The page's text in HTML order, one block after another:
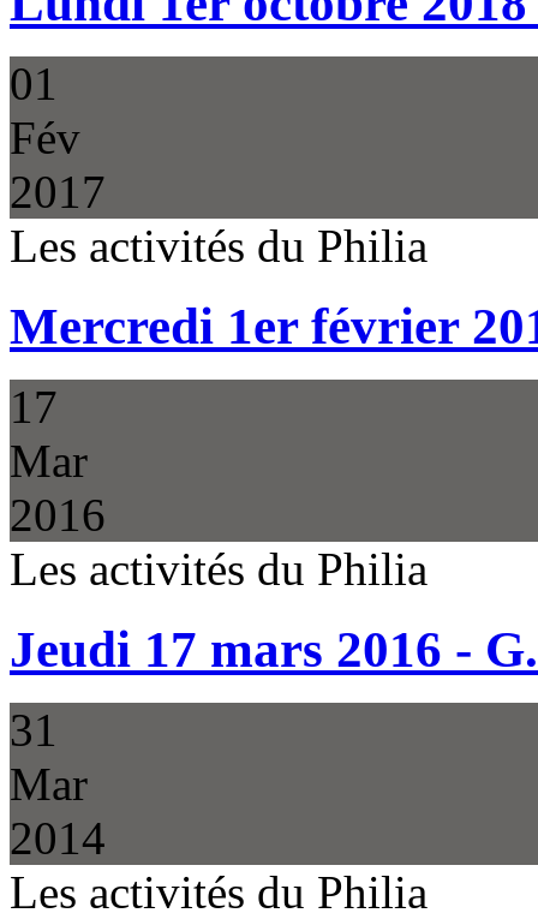
01
Fév
2017
Les activités du Philia
Mercredi 1er février
17
Mar
2016
Les activités du Philia
Jeudi 17 mars 2016 -
31
Mar
2014
Les activités du Philia